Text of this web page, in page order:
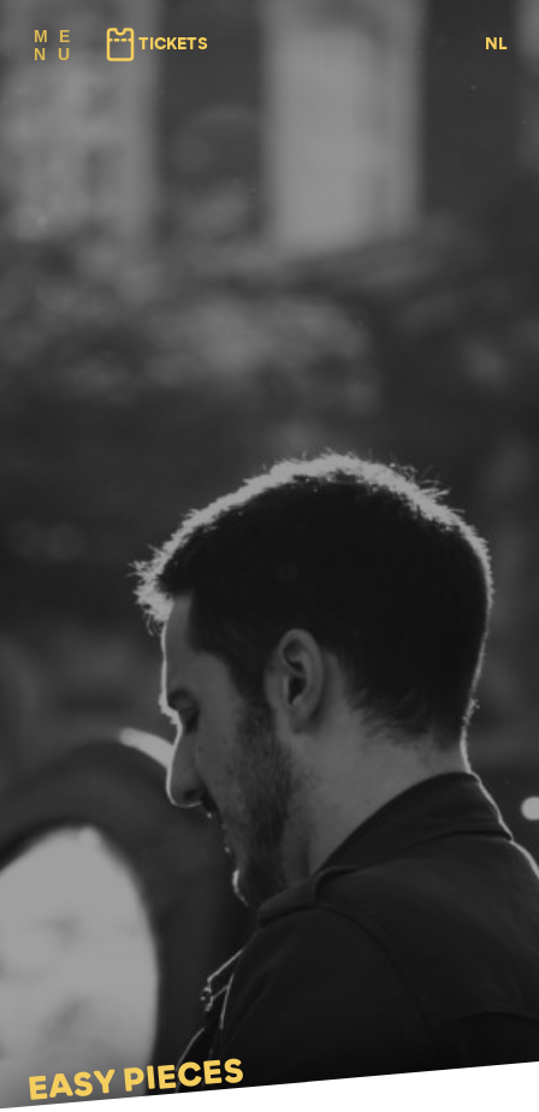
M
E
N
U TICKETS NL
EASY PIECES